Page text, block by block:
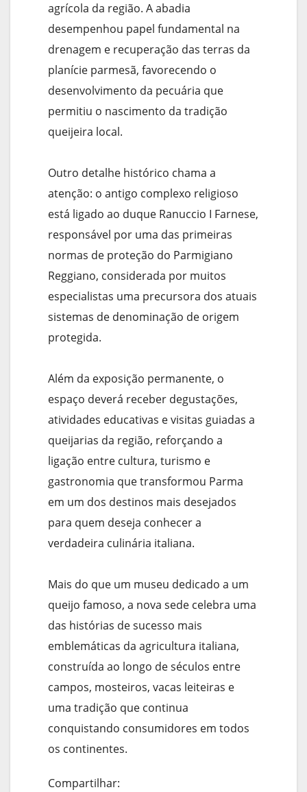
agrícola da região. A abadia
desempenhou papel fundamental na
drenagem e recuperação das terras da
planície parmesã, favorecendo o
desenvolvimento da pecuária que
permitiu o nascimento da tradição
queijeira local.
Outro detalhe histórico chama a
atenção: o antigo complexo religioso
está ligado ao duque Ranuccio I Farnese,
responsável por uma das primeiras
normas de proteção do Parmigiano
Reggiano, considerada por muitos
especialistas uma precursora dos atuais
sistemas de denominação de origem
protegida.
Além da exposição permanente, o
espaço deverá receber degustações,
atividades educativas e visitas guiadas a
queijarias da região, reforçando a
ligação entre cultura, turismo e
gastronomia que transformou Parma
em um dos destinos mais desejados
para quem deseja conhecer a
verdadeira culinária italiana.
Mais do que um museu dedicado a um
queijo famoso, a nova sede celebra uma
das histórias de sucesso mais
emblemáticas da agricultura italiana,
construída ao longo de séculos entre
campos, mosteiros, vacas leiteiras e
uma tradição que continua
conquistando consumidores em todos
os continentes.
Compartilhar: